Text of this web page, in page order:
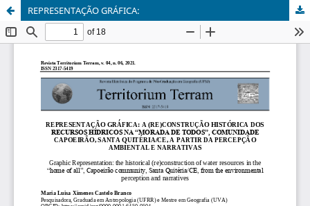
REPRESENTAÇÃO GRÁFICA: